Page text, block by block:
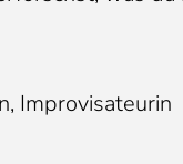
Improvisateurin